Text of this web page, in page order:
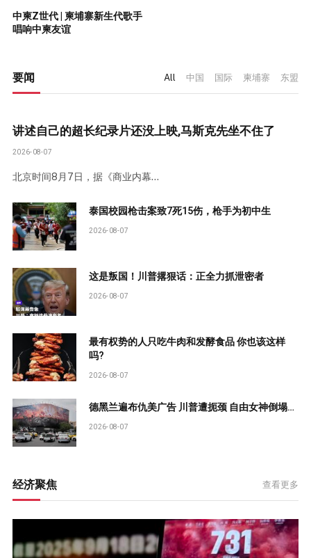
中柬Z世代 | 柬埔寨新生代歌手
唱响中柬友谊
要闻 All 中国 国际 柬埔寨 东盟
讲述自己的超长纪录片还没上映,马斯克先坐不住了
2026-08-07
北京时间8月7日，据《商业内幕…
泰国校园枪击案致7死15伤，枪手为初中生
2026-08-07
这是叛国！川普撂狠话：正全力抓泄密者
2026-08-07
最有权势的人只吃牛肉和发酵食品 你也该这样
吗?
2026-08-07
德黑兰遍布仇美广告 川普遭扼颈 自由女神倒塌…
2026-08-07
经济聚焦 查看更多